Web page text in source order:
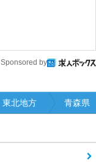
Sponsored by
東北地方 青森県